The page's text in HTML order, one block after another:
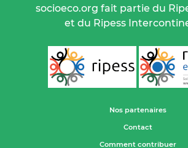
socioeco.org fait partie du
et du Ripess
Nos partenaires
Contact
Comment contribuer